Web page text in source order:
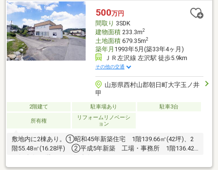
500万円
間取り 3SDK
建物面積233.3m2
土地面積679.35m2
築年月 1993年5月(築33年4ヶ月)
ＪＲ左沢線 左沢駅 徒歩5.9km
その他の交通
山形県西村山郡朝日町大字玉ノ井
甲
2階建て 駐車場あり 駐車3台
所有権
リフォームリノベーシ
ョン
敷地内に2棟あり。①昭和45年新築住宅 1階139.66㎡(42坪)、2
階55.48㎡(16.28坪) ②平成5年新築 工場・事務所 1階136.42